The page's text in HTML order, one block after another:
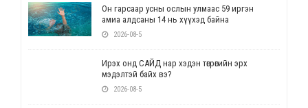
Он гарсаар усны ослын улмаас 59 иргэн
амиа алдсаны 14 нь хүүхэд байна
2026-08-5
Ирэх онд САЙД нар хэдэн төгрөгийн эрх
мэдэлтэй байх вэ?
2026-08-5